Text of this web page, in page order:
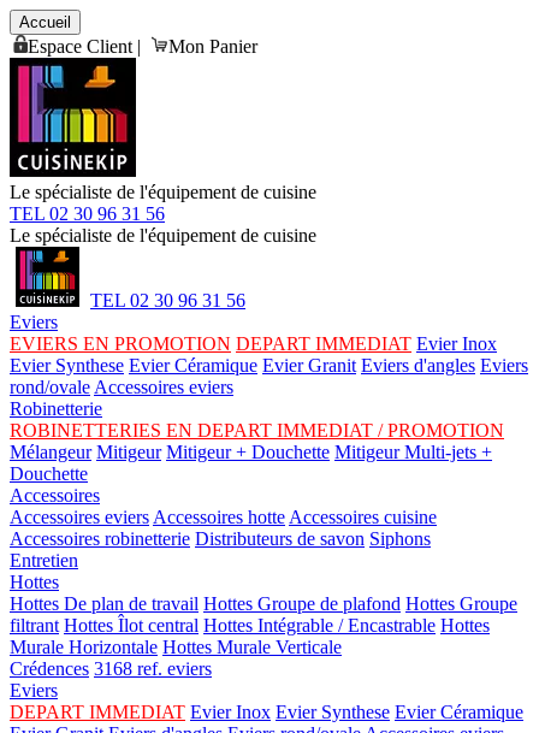
Accueil
Espace Client | Mon Panier
Le spécialiste de l'équipement de cuisine
TEL 02 30 96 31 56
Le spécialiste de l'équipement de cuisine
TEL 02 30 96 31 56
Eviers
EVIERS EN PROMOTION DEPART IMMEDIAT Evier Inox
Evier Synthese Evier Céramique Evier Granit Eviers d'angles Eviers
rond/ovale Accessoires eviers
Robinetterie
ROBINETTERIES EN DEPART IMMEDIAT / PROMOTION
Mélangeur Mitigeur Mitigeur + Douchette Mitigeur Multi-jets +
Douchette
Accessoires
Accessoires eviers Accessoires hotte Accessoires cuisine
Accessoires robinetterie Distributeurs de savon Siphons
Entretien
Hottes
Hottes De plan de travail Hottes Groupe de plafond Hottes Groupe
filtrant Hottes Îlot central Hottes Intégrable / Encastrable Hottes
Murale Horizontale Hottes Murale Verticale
Crédences 3168 ref. eviers
Eviers
DEPART IMMEDIAT Evier Inox Evier Synthese Evier Céramique